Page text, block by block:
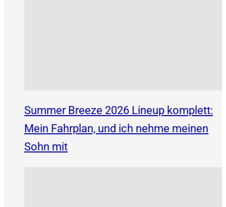
Summer Breeze 2026 Lineup komplett:
Mein Fahrplan, und ich nehme meinen
Sohn mit